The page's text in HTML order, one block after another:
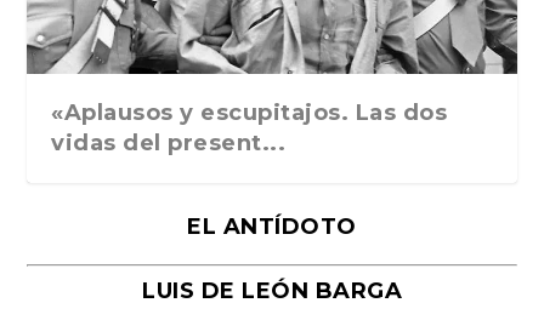
«Aplausos y escupitajos. Las dos
vidas del present...
EL ANTÍDOTO
LUIS DE LEÓN BARGA